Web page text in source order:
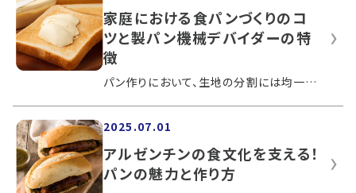
家庭における食パンづくりのコ
ツと製パン機械デバイダーの特
徴
パン作りにおいて、生地の分割には均一さとスピードが求められます。手作業で行うと、仕上がりにばらつきが出やくなる、難しい工程です。こ...
2025.07.01
アルゼンチンの食文化を支える！
パンの魅力と作り方